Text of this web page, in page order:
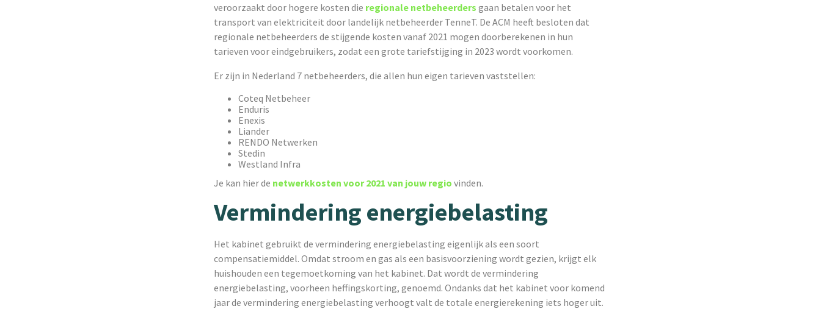
veroorzaakt door hogere kosten die regionale netbeheerders gaan betalen voor het
transport van elektriciteit door landelijk netbeheerder TenneT. De ACM heeft besloten dat
regionale netbeheerders de stijgende kosten vanaf 2021 mogen doorberekenen in hun
tarieven voor eindgebruikers, zodat een grote tariefstijging in 2023 wordt voorkomen.
Er zijn in Nederland 7 netbeheerders, die allen hun eigen tarieven vaststellen:
Coteq Netbeheer
Enduris
Enexis
Liander
RENDO Netwerken
Stedin
Westland Infra
Je kan hier de netwerkkosten voor 2021 van jouw regio vinden.
Vermindering energiebelasting
Het kabinet gebruikt de vermindering energiebelasting eigenlijk als een soort
compensatiemiddel. Omdat stroom en gas als een basisvoorziening wordt gezien, krijgt elk
huishouden een tegemoetkoming van het kabinet. Dat wordt de vermindering
energiebelasting, voorheen heffingskorting, genoemd. Ondanks dat het kabinet voor komend
jaar de vermindering energiebelasting verhoogt valt de totale energierekening iets hoger uit.